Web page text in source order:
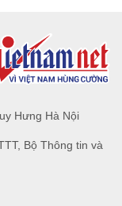
Hưng Hà Nội
Bộ Thông tin và